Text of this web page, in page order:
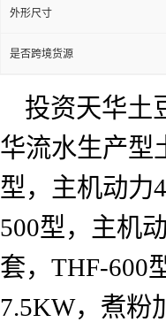
外形尺寸
是否跨境货源
投资天华土
华流水生产型
型，主机动力
500型，主机
套， THF-600
7.5KW，煮粉